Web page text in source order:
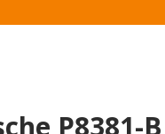
P8381-